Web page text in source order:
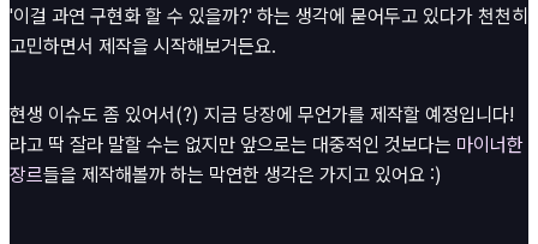
'이걸 과연 구현화 할 수 있을까?' 하는 생각에 묻어두고 있다가 천천히
고민하면서 제작을 시작해보거든요.
현생 이슈도 좀 있어서(?) 지금 당장에 무언가를 제작할 예정입니다!
라고 딱 잘라 말할 수는 없지만 앞으로는 대중적인 것보다는 마이너한
장르들을 제작해볼까 하는 막연한 생각은 가지고 있어요 :)